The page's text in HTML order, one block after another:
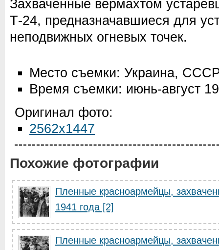
Захваченные вермахтом
Т-24, предназначавшиеся для
неподвижных огневых точек.
Место съемки: Украина,
Время съемки: июнь-август
Оригинал фото:
2562x1447
Похожие фотографии
Пленные красноармейцы,
1941 года [2]
Пленные красноармейцы,